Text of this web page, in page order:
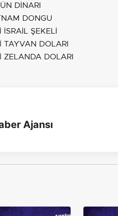
DİNARI
DONGU
İSRAİL ŞEKELİ
TAYVAN DOLARI
ZELANDA DOLARI
Ajansı